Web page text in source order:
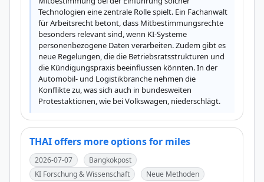
Technologien eine zentrale Rolle spielt. Ein Fachanwalt
für Arbeitsrecht betont, dass Mitbestimmungsrechte
besonders relevant sind, wenn KI-Systeme
personenbezogene Daten verarbeiten. Zudem gibt es
neue Regelungen, die die Betriebsratsstrukturen und
die Kündigungspraxis beeinflussen könnten. In der
Automobil- und Logistikbranche nehmen die
Konflikte zu, was sich auch in bundesweiten
Protestaktionen, wie bei Volkswagen, niederschlägt.
THAI offers more options for miles
2026-07-07
Bangkokpost
KI Forschung & Wissenschaft
Neue Methoden